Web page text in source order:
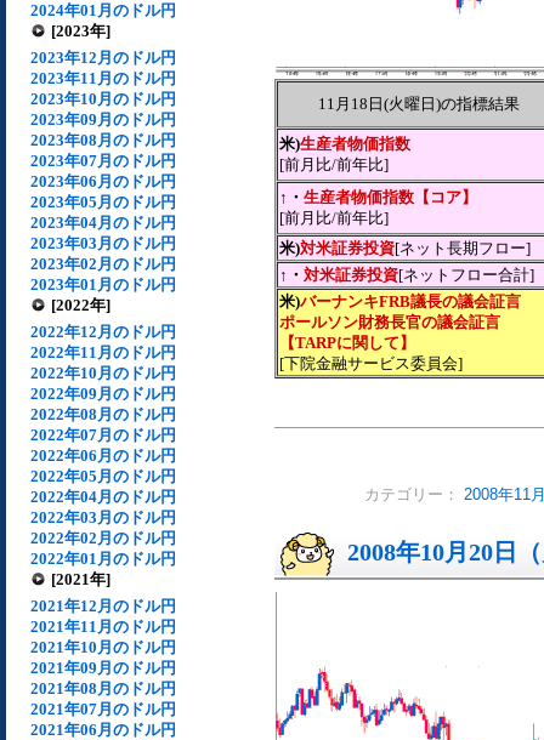
2024年01月のドル円
[2023年]
2023年12月のドル円
2023年11月のドル円
2023年10月のドル円
2023年09月のドル円
2023年08月のドル円
2023年07月のドル円
2023年06月のドル円
2023年05月のドル円
2023年04月のドル円
2023年03月のドル円
2023年02月のドル円
2023年01月のドル円
[2022年]
2022年12月のドル円
2022年11月のドル円
2022年10月のドル円
2022年09月のドル円
2022年08月のドル円
2022年07月のドル円
2022年06月のドル円
2022年05月のドル円
2022年04月のドル円
2022年03月のドル円
2022年02月のドル円
2022年01月のドル円
[2021年]
2021年12月のドル円
2021年11月のドル円
2021年10月のドル円
2021年09月のドル円
2021年08月のドル円
2021年07月のドル円
2021年06月のドル円
11月18日(火曜日)の指標結果
米)生産者物価指数
[前月比/前年比]
↑・ 生産者物価指数【コア】
[前月比/前年比]
米)対米証券投資[ネット長期フロー]
↑・ 対米証券投資[ネットフロー合計]
米)バーナンキFRB議長の議会証言
ポールソン財務長官の議会証言
【TARPに関して】
[下院金融サービス委員会]
カテゴリー： 2008年11
2008年10月20日